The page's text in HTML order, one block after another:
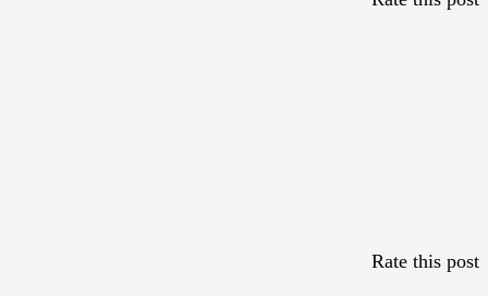
Rate this post